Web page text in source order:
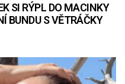
SI RÝPL DO MACINKY
BUNDU S VĚTRÁČKY